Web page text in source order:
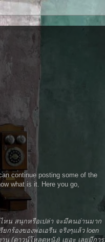
continue posting some of the
what is it. Here you go,
หน สนุกหรือเปล่า จะมีคนอ่านมาก
กร้องของพ่อเอรีน จริงๆแล้ว loen
น (ดาวน์โหลดหนัง) เยอะ เลยมีการ